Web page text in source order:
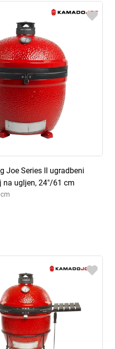
Joe Series II ugradbeni
na ugljen, 24"/61 cm